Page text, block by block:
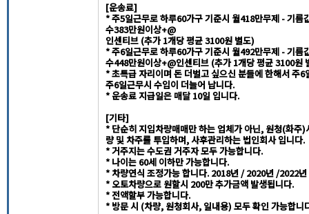
[운송료]
* 주5일근무로 하루60가구 기준시 월418만무제 - 기름
수383만원이상+@
인센티브 (추가 1개당 평균 3100원 별도)
* 주6일근무로 하루60가구 기준시 월492만무제 - 기름
수448만원이상+@인센티브 (추가 1개당 평균 3100원
* 초특급 자리이며 돈 더벌고 싶으신 분들에 한해서 주6
주6일근무시 수입이 더늘어 납니다.
* 운송료 지급일은 매달 10일 입니다.
[기타]
* 단순히 지입차량매매만 하는 업체가 아닌, 원청(화주)
량 및 차주를 투입하며, 사후관리하는 법인회사 입니다.
* 거주지는 수도권 거주자 모두 가능합니다.
* 나이는 60세 이하만 가능합니다.
* 차량연식 조정가능 합니다. 2018년 / 2020년 /2022년
* 오토차량으로 원할시 200만 추가금액 발생됩니다.
* 전액할부 가능합니다.
* 방문 시 (차량, 원청회사, 일내용) 모두 확인 가능합니